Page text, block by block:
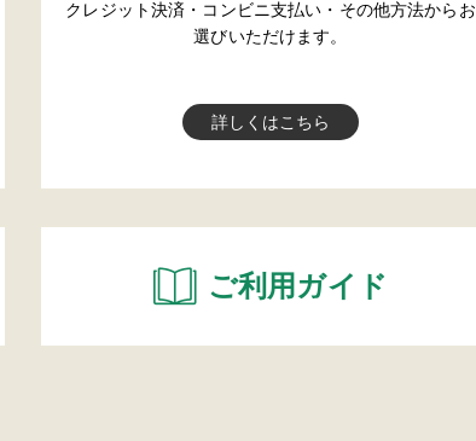
クレジット決済・コンビニ支払い・その他方法からお
選びいただけます。
詳しくはこちら
ご利用ガイド